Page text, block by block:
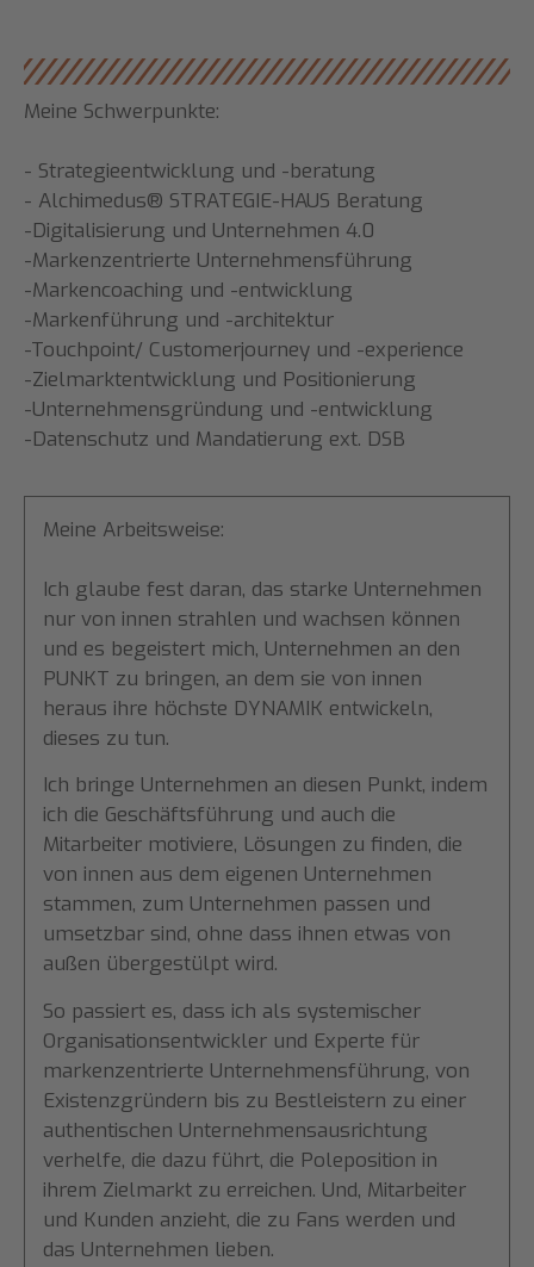
Meine Schwerpunkte:
- Strategieentwicklung und -beratung
- Alchimedus® STRATEGIE-HAUS Beratung
-Digitalisierung und Unternehmen 4.0
-Markenzentrierte Unternehmensführung
-Markencoaching und -entwicklung
-Markenführung und -architektur
-Touchpoint/ Customerjourney und -experience
-Zielmarktentwicklung und Positionierung
-Unternehmensgründung und -entwicklung
-Datenschutz und Mandatierung ext. DSB
Meine Arbeitsweise:
Ich glaube fest daran, das starke Unternehmen
nur von innen strahlen und wachsen können
und es begeistert mich, Unternehmen an den
PUNKT zu bringen, an dem sie von innen
heraus ihre höchste DYNAMIK entwickeln,
dieses zu tun.
Ich bringe Unternehmen an diesen Punkt, indem
ich die Geschäftsführung und auch die
Mitarbeiter motiviere, Lösungen zu finden, die
von innen aus dem eigenen Unternehmen
stammen, zum Unternehmen passen und
umsetzbar sind, ohne dass ihnen etwas von
außen übergestülpt wird.
So passiert es, dass ich als systemischer
Organisationsentwickler und Experte für
markenzentrierte Unternehmensführung, von
Existenzgründern bis zu Bestleistern zu einer
authentischen Unternehmensausrichtung
verhelfe, die dazu führt, die Poleposition in
ihrem Zielmarkt zu erreichen. Und, Mitarbeiter
und Kunden anzieht, die zu Fans werden und
das Unternehmen lieben.